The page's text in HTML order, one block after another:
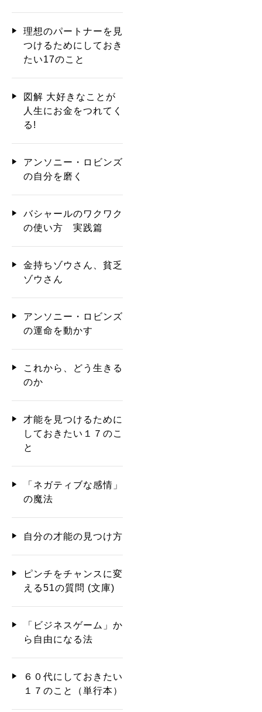
理想のパートナーを見
つけるためにしておき
たい17のこと
図解 大好きなことが
人生にお金をつれてく
る!
アンソニー・ロビンズ
の自分を磨く
バシャールのワクワク
の使い方 実践篇
金持ちゾウさん、貧乏
ゾウさん
アンソニー・ロビンズ
の運命を動かす
これから、どう生きる
のか
才能を見つけるために
しておきたい１７のこ
と
「ネガティブな感情」
の魔法
自分の才能の見つけ方
ピンチをチャンスに変
える51の質問 (文庫)
「ビジネスゲーム」か
ら自由になる法
６０代にしておきたい
１７のこと（単行本）